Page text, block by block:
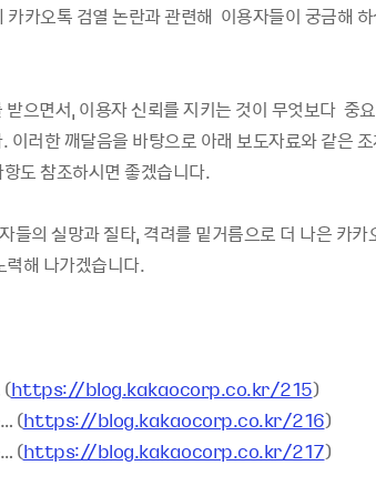
카오톡 검열 논란과 관련해 이용자들이 궁금해
으면서, 이용자 신뢰를 지키는 것이 무엇보다 중
러한 깨달음을 바탕으로 아래 보도자료와 같은
도 참조하시면 좋겠습니다.
들의 실망과 질타, 격려를 밑거름으로 더 나은 카카
력해 나가겠습니다.
(https://blog.kakaocorp.co.kr/215)
(https://blog.kakaocorp.co.kr/216)
(https://blog.kakaocorp.co.kr/217)